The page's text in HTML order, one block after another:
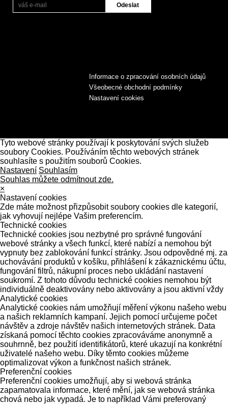
Informace o zpracování osobních údajů
Všeobecné obchodní podmínky
Nastavení cookies
Tyto webové stránky používají k poskytování svých služeb
soubory Cookies. Používáním těchto webových stránek
souhlasíte s použitím souborů Cookies.
Nastavení Souhlasím
Souhlas můžete odmítnout zde.
×
Nastavení cookies
Zde máte možnost přizpůsobit soubory cookies dle kategorií,
jak vyhovují nejlépe Vašim preferencím.
Technické cookies
Technické cookies jsou nezbytné pro správné fungování
webové stránky a všech funkcí, které nabízí a nemohou být
vypnuty bez zablokování funkcí stránky. Jsou odpovědné mj. za
uchovávání produktů v košíku, přihlášení k zákaznickému účtu,
fungování filtrů, nákupní proces nebo ukládání nastavení
soukromí. Z tohoto důvodu technické cookies nemohou být
individuálně deaktivovány nebo aktivovány a jsou aktivní vždy
Analytické cookies
Analytické cookies nám umožňují měření výkonu našeho webu
a našich reklamních kampaní. Jejich pomocí určujeme počet
návštěv a zdroje návštěv našich internetových stránek. Data
získaná pomocí těchto cookies zpracováváme anonymně a
souhrnně, bez použití identifikátorů, které ukazují na konkrétní
uživatelé našeho webu. Díky těmto cookies můžeme
optimalizovat výkon a funkčnost našich stránek.
Preferenční cookies
Preferenční cookies umožňují, aby si webová stránka
zapamatovala informace, které mění, jak se webová stránka
chová nebo jak vypadá. Je to například Vámi preferovaný